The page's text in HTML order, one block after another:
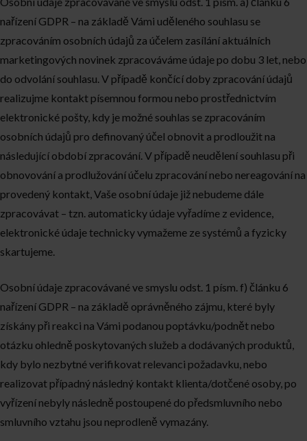
nařízení GDPR – na základě Vámi uděleného souhlasu se
zpracováním osobních údajů za účelem zasílání aktuálních
marketingových novinek zpracováváme údaje po dobu 3 let, nebo
do odvolání souhlasu. V případě končící doby zpracování údajů
realizujme kontakt písemnou formou nebo prostřednictvím
elektronické pošty, kdy je možné souhlas se zpracováním
osobních údajů pro definovaný účel obnovit a prodloužit na
následující období zpracování. V případě neudělení souhlasu při
obnovování a prodlužování účelu zpracování nebo nereagování na
provedený kontakt, Vaše osobní údaje již nebudeme dále
zpracovávat – tzn. automaticky údaje vyřadíme z evidence,
elektronické údaje technicky vymažeme ze systémů a fyzicky
skartujeme.
Osobní údaje zpracovávané ve smyslu odst. 1 písm. f) článku 6
nařízení GDPR – na základě oprávněného zájmu, které byly
získány při reakci na Vámi podanou poptávku/podnět nebo
otázku ohledně poskytovaných služeb a dodávaných produktů,
kdy bylo nezbytné verifikovat relevanci požadavku, nebo
realizovat případný následný kontakt klienta/dotčené osoby, po
vyřízení nebyly následně postoupené do předsmluvního nebo
smluvního vztahu jsou neprodleně vymazány.